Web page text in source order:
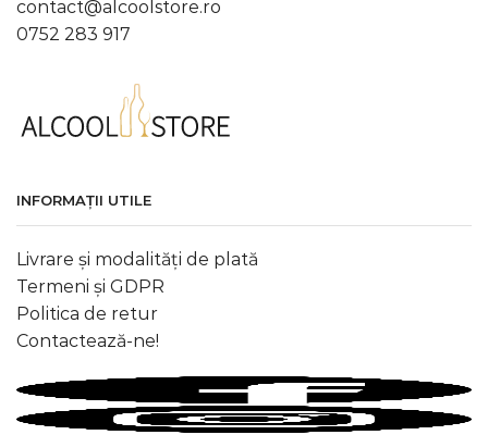
contact@alcoolstore.ro
0752 283 917
INFORMAȚII UTILE
Livrare și modalități de plată
Termeni și GDPR
Politica de retur
Contactează-ne!